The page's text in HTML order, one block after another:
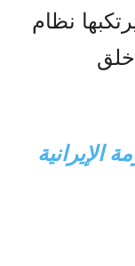
نظام
الإيرانية